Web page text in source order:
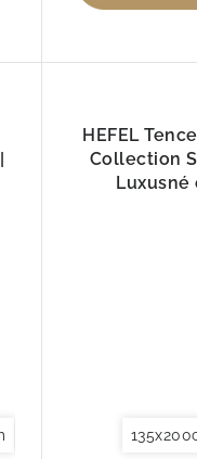
Obliečky na
HEFEL
Collection
Luxusné